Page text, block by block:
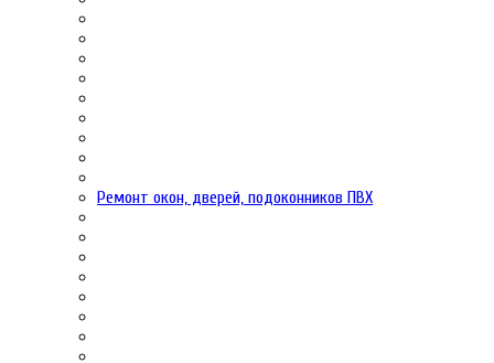
Ремонт окон, дверей, подоконников ПВХ